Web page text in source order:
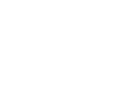
Капацитет 768Wh, Изходна мощност